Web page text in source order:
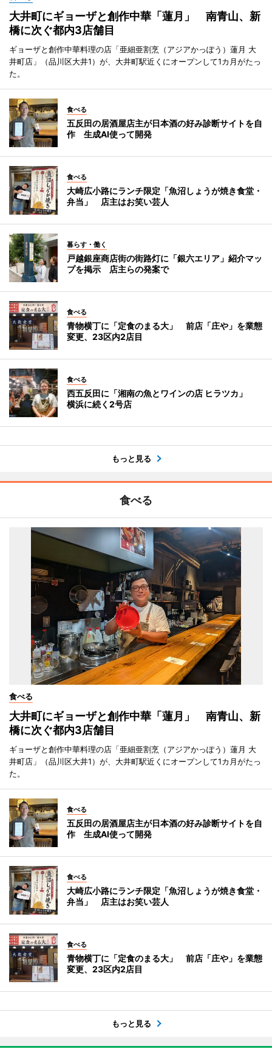
大井町にギョーザと創作中華「蓮月」 南青山、新
橋に次ぐ都内3店舗目
ギョーザと創作中華料理の店「亜細亜割烹（アジアかっぽう）蓮月 大
井町店」（品川区大井1）が、大井町駅近くにオープンして1カ月がたっ
た。
食べる
五反田の居酒屋店主が日本酒の好み診断サイトを自
作 生成AI使って開発
食べる
大崎広小路にランチ限定「魚沼しょうが焼き食堂・
弁当」 店主はお笑い芸人
暮らす・働く
戸越銀座商店街の街路灯に「銀六エリア」紹介マッ
プを掲示 店主らの発案で
食べる
青物横丁に「定食のまる大」 前店「庄や」を業態
変更、23区内2店目
食べる
西五反田に「湘南の魚とワインの店 ヒラツカ」
横浜に続く2号店
もっと見る
食べる
食べる
大井町にギョーザと創作中華「蓮月」 南青山、新
橋に次ぐ都内3店舗目
ギョーザと創作中華料理の店「亜細亜割烹（アジアかっぽう）蓮月 大
井町店」（品川区大井1）が、大井町駅近くにオープンして1カ月がたっ
た。
食べる
五反田の居酒屋店主が日本酒の好み診断サイトを自
作 生成AI使って開発
食べる
大崎広小路にランチ限定「魚沼しょうが焼き食堂・
弁当」 店主はお笑い芸人
食べる
青物横丁に「定食のまる大」 前店「庄や」を業態
変更、23区内2店目
もっと見る